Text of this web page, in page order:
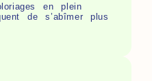
en plein
de s’abîmer plus